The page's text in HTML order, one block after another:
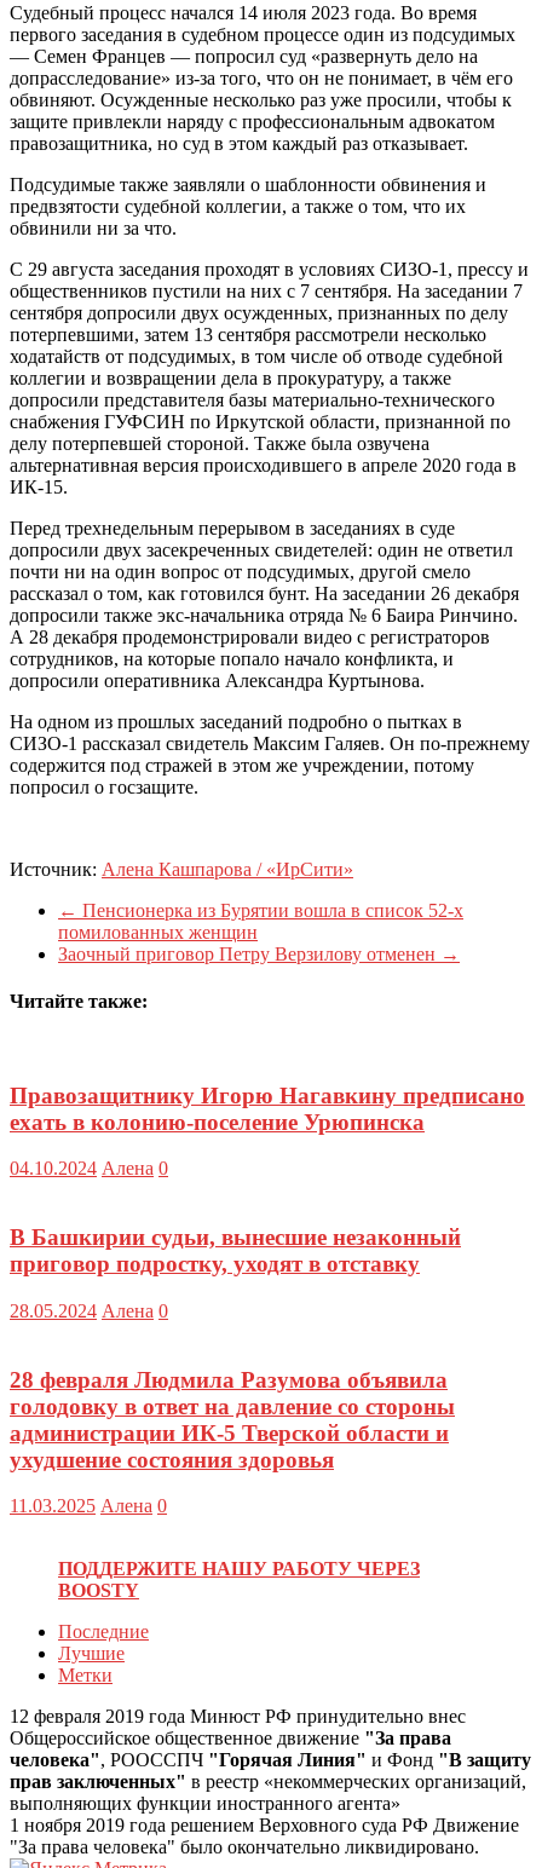
Судебный процесс начался 14 июля 2023 года. Во время
первого заседания в судебном процессе один из подсудимых
— Семен Францев — попросил суд «развернуть дело на
допрасследование» из-за того, что он не понимает, в чём его
обвиняют. Осужденные несколько раз уже просили, чтобы к
защите привлекли наряду с профессиональным адвокатом
правозащитника, но суд в этом каждый раз отказывает.
Подсудимые также заявляли о шаблонности обвинения и
предвзятости судебной коллегии, а также о том, что их
обвинили ни за что.
С 29 августа заседания проходят в условиях СИЗО-1, прессу и
общественников пустили на них с 7 сентября. На заседании 7
сентября допросили двух осужденных, признанных по делу
потерпевшими, затем 13 сентября рассмотрели несколько
ходатайств от подсудимых, в том числе об отводе судебной
коллегии и возвращении дела в прокуратуру, а также
допросили представителя базы материально-технического
снабжения ГУФСИН по Иркутской области, признанной по
делу потерпевшей стороной. Также была озвучена
альтернативная версия происходившего в апреле 2020 года в
ИК-15.
Перед трехнедельным перерывом в заседаниях в суде
допросили двух засекреченных свидетелей: один не ответил
почти ни на один вопрос от подсудимых, другой смело
рассказал о том, как готовился бунт. На заседании 26 декабря
допросили также экс-начальника отряда № 6 Баира Ринчино.
А 28 декабря продемонстрировали видео с регистраторов
сотрудников, на которые попало начало конфликта, и
допросили оперативника Александра Куртынова.
На одном из прошлых заседаний подробно о пытках в
СИЗО-1 рассказал свидетель Максим Галяев. Он по-прежнему
содержится под стражей в этом же учреждении, потому
попросил о госзащите.
Источник: Алена Кашпарова / «ИрСити»
← Пенсионерка из Бурятии вошла в список 52-х
помилованных женщин
Заочный приговор Петру Верзилову отменен →
Читайте также:
Правозащитнику Игорю Нагавкину предписано
ехать в колонию-поселение Урюпинска
04.10.2024 Алена 0
В Башкирии судьи, вынесшие незаконный
приговор подростку, уходят в отставку
28.05.2024 Алена 0
28 февраля Людмила Разумова объявила
голодовку в ответ на давление со стороны
администрации ИК-5 Тверской области и
ухудшение состояния здоровья
11.03.2025 Алена 0
ПОДДЕРЖИТЕ НАШУ РАБОТУ ЧЕРЕЗ
BOOSTY
Последние
Лучшие
Метки
12 февраля 2019 года Минюст РФ принудительно внес
Общероссийское общественное движение "За права
человека", РООССПЧ "Горячая Линия" и Фонд "В защиту
прав заключенных" в реестр «некоммерческих организаций,
выполняющих функции иностранного агента»
1 ноября 2019 года решением Верховного суда РФ Движение
"За права человека" было окончательно ликвидировано.